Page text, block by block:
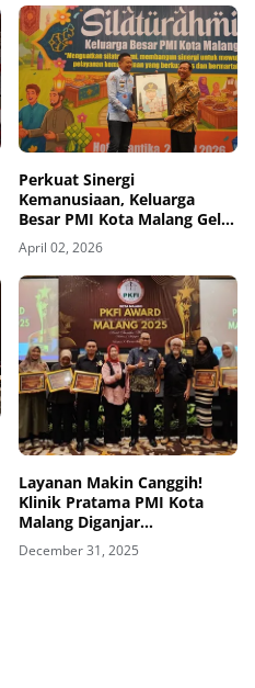
Perkuat Sinergi
Kemanusiaan, Keluarga
Besar PMI Kota Malang Gelar
Silaturahmi
April 02, 2026
Layanan Makin Canggih!
Klinik Pratama PMI Kota
Malang Diganjar
Penghargaan PKFI Award
2025
December 31, 2025